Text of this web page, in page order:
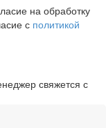
на обработку
с политикой
свяжется с